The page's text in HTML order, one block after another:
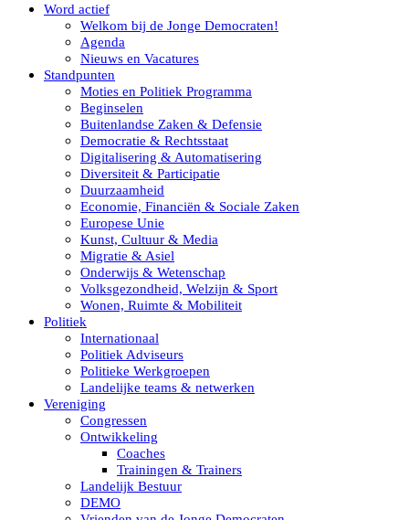
Word actief
Welkom bij de Jonge Democraten!
Agenda
Nieuws en Vacatures
Standpunten
Moties en Politiek Programma
Beginselen
Buitenlandse Zaken & Defensie
Democratie & Rechtsstaat
Digitalisering & Automatisering
Diversiteit & Participatie
Duurzaamheid
Economie, Financiën & Sociale Zaken
Europese Unie
Kunst, Cultuur & Media
Migratie & Asiel
Onderwijs & Wetenschap
Volksgezondheid, Welzijn & Sport
Wonen, Ruimte & Mobiliteit
Politiek
Internationaal
Politiek Adviseurs
Politieke Werkgroepen
Landelijke teams & netwerken
Vereniging
Congressen
Ontwikkeling
Coaches
Trainingen & Trainers
Landelijk Bestuur
DEMO